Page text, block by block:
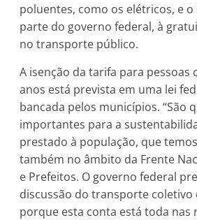
poluentes, como os elétricos, e
parte do governo federal, à
no transporte público.
A isenção da tarifa para pessoas
anos está prevista em uma lei
bancada pelos municípios. “São
importantes para a
prestado à população, que
também no âmbito da Frente
e Prefeitos. O governo federal
discussão do transporte coletivo
porque esta conta está toda nas